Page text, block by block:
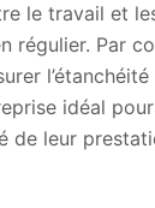
le travail et
régulier. Par
idéal
de leur